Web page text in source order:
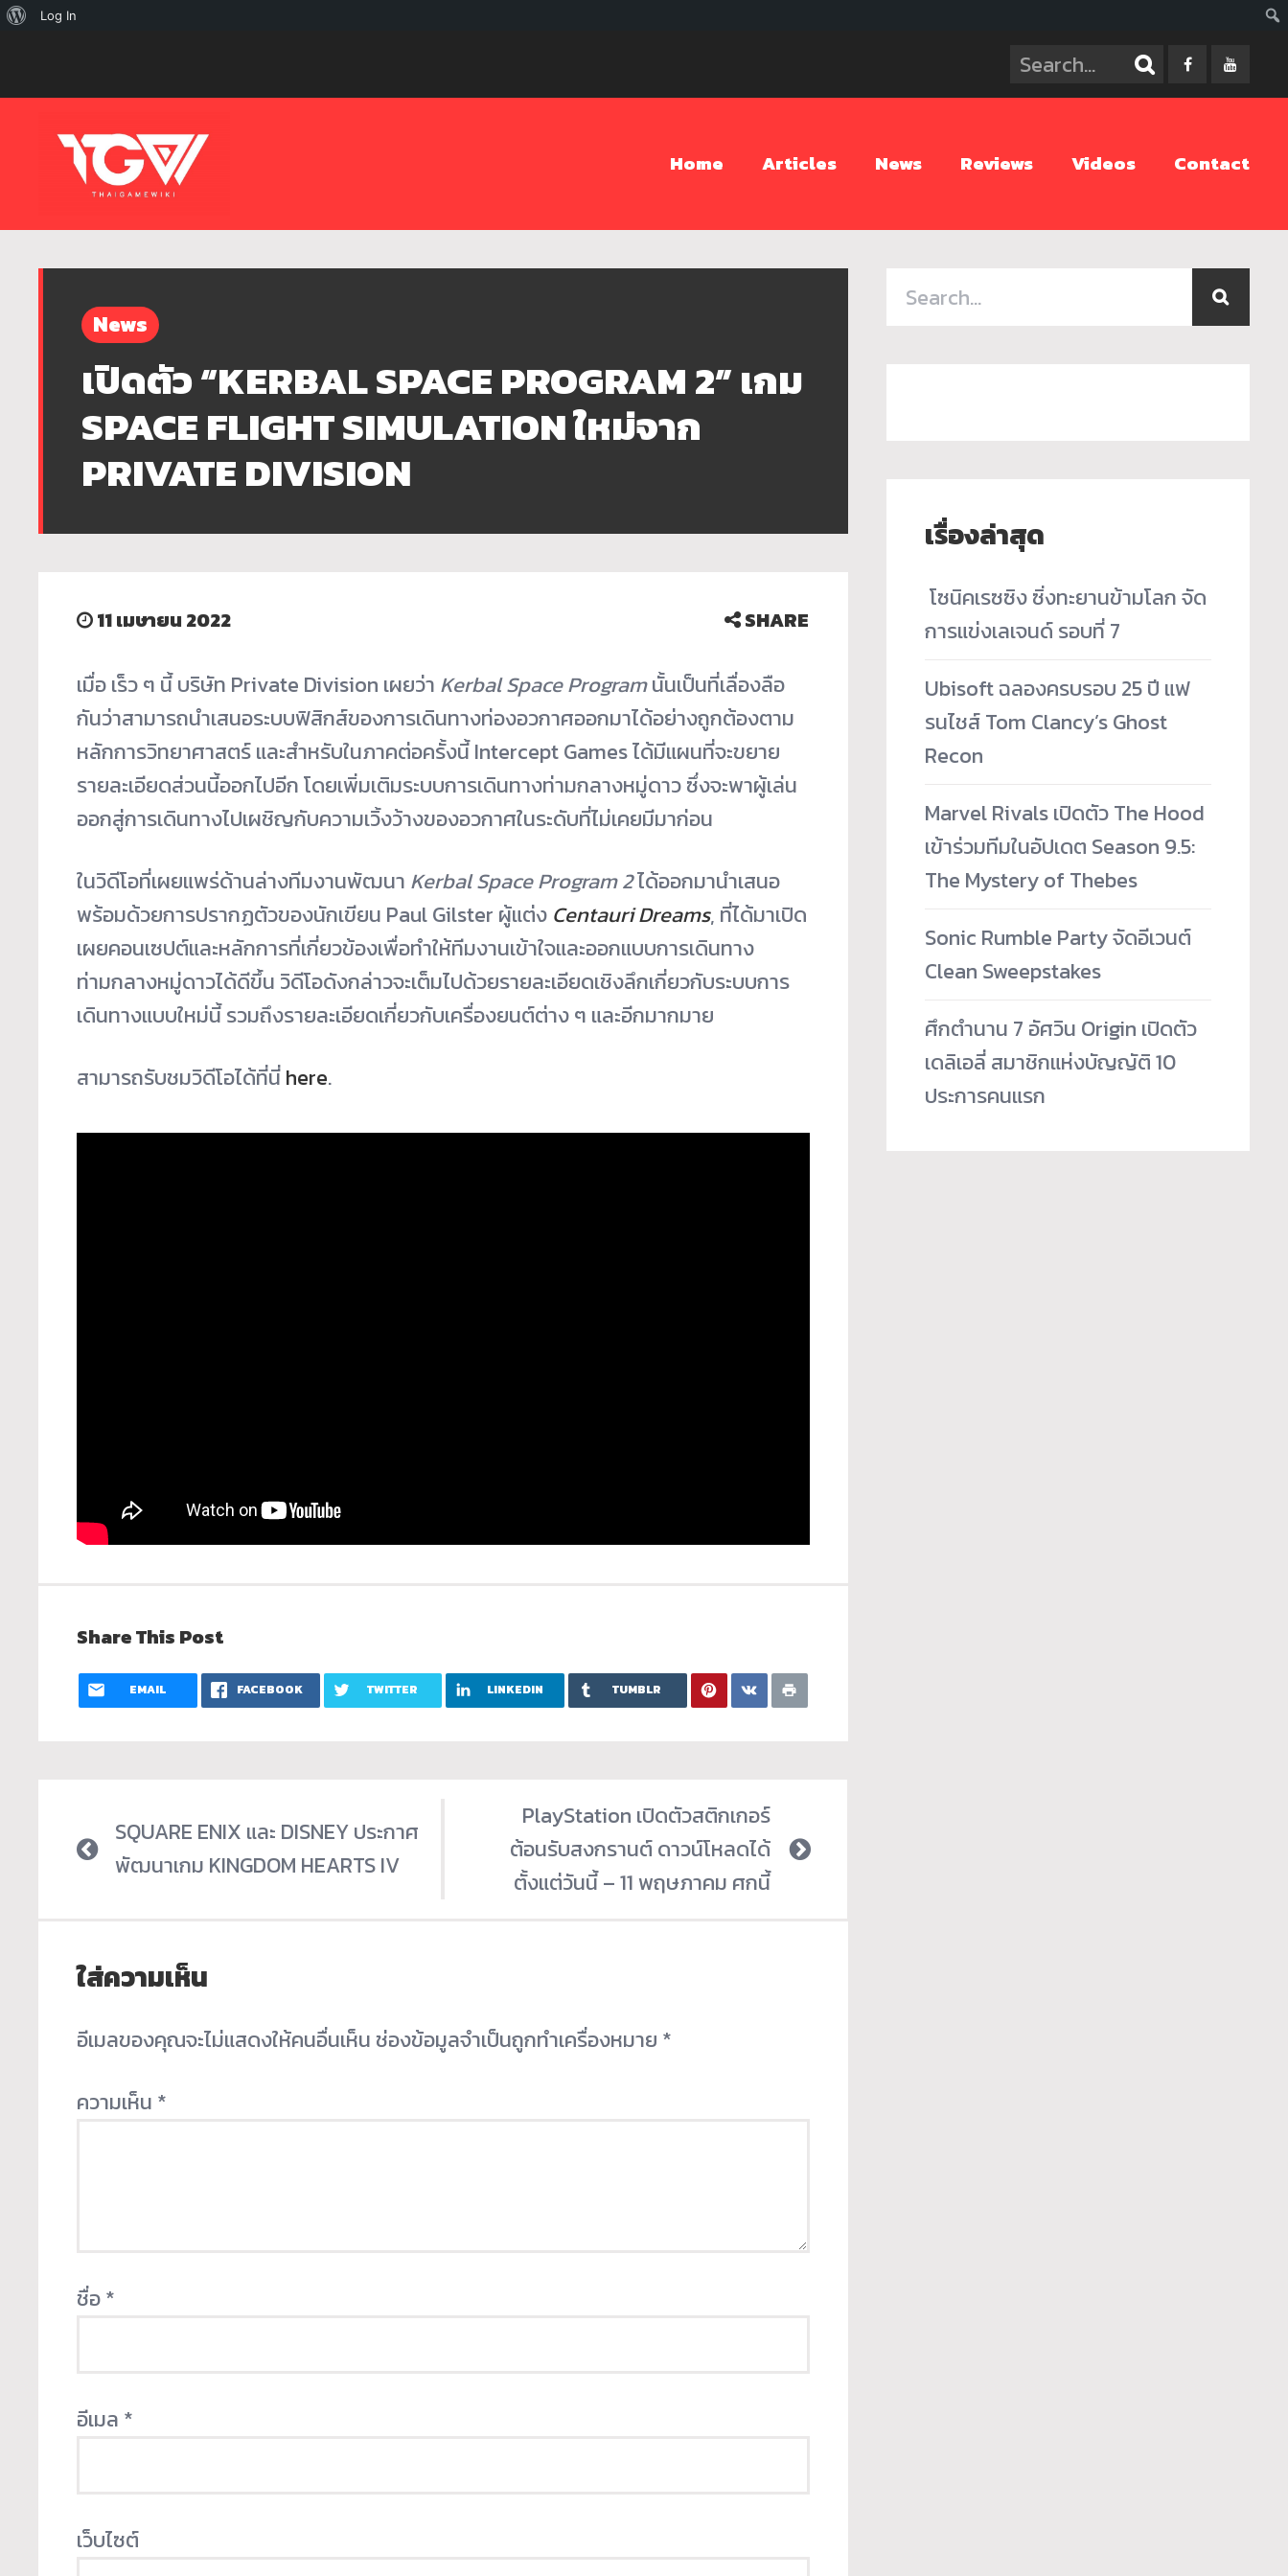
Home Articles News Reviews Videos Contact
News
เปิดตัว “KERBAL SPACE PROGRAM 2” เกม
SPACE FLIGHT SIMULATION ใหม่จาก
PRIVATE DIVISION
11 เมษายน 2022 SHARE
เมื่อ เร็ว ๆ นี้ บริษัท Private Division เผยว่า Kerbal Space Programนั้นเป็นที่เลื่องลือ
กันว่าสามารถนำเสนอระบบฟิสิกส์ของการเดินทางท่องอวกาศออกมาได้อย่างถูกต้องตาม
หลักการวิทยาศาสตร์ และสำหรับในภาคต่อครั้งนี้ Intercept Games ได้มีแผนที่จะขยาย
รายละเอียดส่วนนี้ออกไปอีก โดยเพิ่มเติมระบบการเดินทางท่ามกลางหมู่ดาว ซึ่งจะพาผู้เล่น
ออกสู่การเดินทางไปเผชิญกับความเวิ้งว้างของอวกาศในระดับที่ไม่เคยมีมาก่อน
ในวิดีโอที่เผยแพร่ด้านล่างทีมงานพัฒนา Kerbal Space Program 2ได้ออกมานำเสนอ
พร้อมด้วยการปรากฏตัวของนักเขียน Paul Gilster ผู้แต่ง Centauri Dreams, ที่ได้มาเปิด
เผยคอนเซปต์และหลักการที่เกี่ยวข้องเพื่อทำให้ทีมงานเข้าใจและออกแบบการเดินทาง
ท่ามกลางหมู่ดาวได้ดีขึ้น วิดีโอดังกล่าวจะเต็มไปด้วยรายละเอียดเชิงลึกเกี่ยวกับระบบการ
เดินทางแบบใหม่นี้ รวมถึงรายละเอียดเกี่ยวกับเครื่องยนต์ต่าง ๆ และอีกมากมาย
สามารถรับชมวิดีโอได้ที่นี่here.
Share This Post
EMAIL FACEBOOK TWITTER LINKEDIN TUMBLR
SQUARE ENIX และ DISNEY ประกาศ
พัฒนาเกม KINGDOM HEARTS IV
PlayStation เปิดตัวสติกเกอร์
ต้อนรับสงกรานต์ ดาวน์โหลดได้
ตั้งแต่วันนี้ – 11 พฤษภาคม ศกนี้
ใส่ความเห็น
อีเมลของคุณจะไม่แสดงให้คนอื่นเห็นช่องข้อมูลจำเป็นถูกทำเครื่องหมาย *
ความเห็น *
ชื่อ*
อีเมล *
เว็บไซต์
เรื่องล่าสุด
­ โซนิคเรซซิง ซิ่งทะยานข้ามโลก จัด
การแข่งเลเจนด์ รอบที่ 7
Ubisoft ฉลองครบรอบ 25 ปี แฟ
รนไชส์ Tom Clancy’s Ghost
Recon
Marvel Rivals เปิดตัว The Hood
เข้าร่วมทีมในอัปเดต Season 9.5:
The Mystery of Thebes
Sonic Rumble Party จัดอีเวนต์
Clean Sweepstakes
ศึกตำนาน 7 อัศวิน Origin เปิดตัว
เดลิเอลี่ สมาชิกแห่งบัญญัติ 10
ประการคนแรก
เกี่ยวLog In